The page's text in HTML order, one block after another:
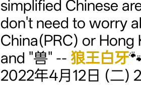
simplified Chinese
don't need to worry
China(PRC) or Hong
and "兽" -- 狼王白牙
2022年4月12日 (二)